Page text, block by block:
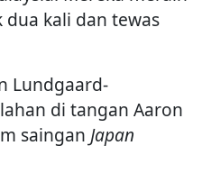
dua kali dan tewas
Lundgaard-
di tangan Aaron
saingan Japan